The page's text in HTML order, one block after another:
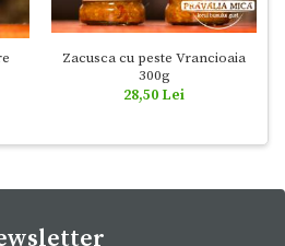
Zacusca cu peste Vrancioaia
300g
28,50 Lei